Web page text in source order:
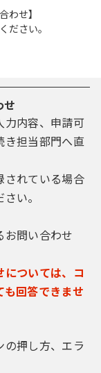
わせ】
ださい。
せ
力内容、申請可
き担当部門へ直
されている場合
い。
お問い合わせ
ついては、コ
回答できませ
の押し方、エラ